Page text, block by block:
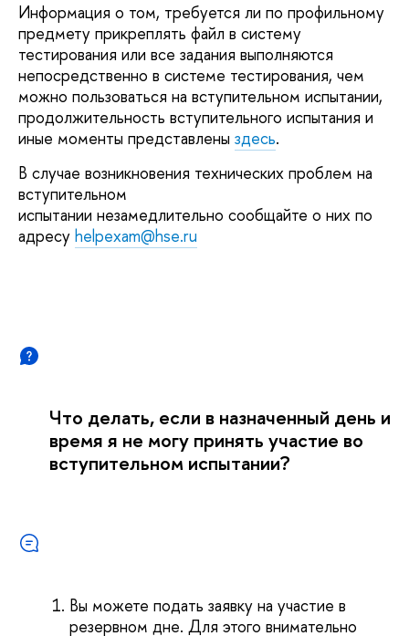
Информация о том, требуется ли по профильному
предмету прикреплять файл в систему
тестирования или все задания выполняются
непосредственно в системе тестирования, чем
можно пользоваться на вступительном испытании,
продолжительность вступительного испытания и
иные моменты представлены здесь.
В случае возникновения технических проблем на
вступительном
испытании незамедлительно сообщайте о них по
адресу helpexam@hse.ru
Что делать, если в назначенный день и
время я не могу принять участие во
вступительном испытании?
Вы можете подать заявку на участие в
резервном дне. Для этого внимательно